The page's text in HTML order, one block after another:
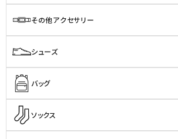
その他アクセサリー
シューズ
バッグ
ソックス